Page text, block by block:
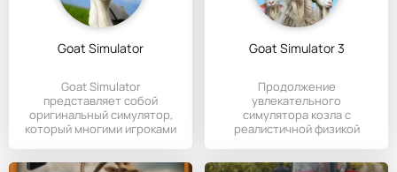
Goat Simulator
Goat Simulator
представляет собой
оригинальный симулятор,
который многими игроками
Goat Simulator 3
Продолжение
увлекательного
симулятора козла с
реалистичной физикой